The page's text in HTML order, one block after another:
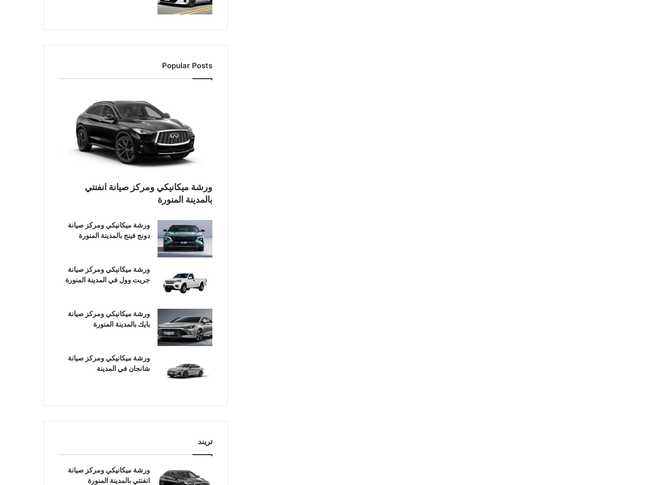
Popular Posts
ورشة ميكانيكي ومركز صيانة انفنتي
بالمدينة المنورة
ورشة ميكانيكي ومركز صيانة
دونج فينج بالمدينة المنورة
ورشة ميكانيكي ومركز صيانة
جريت وول في المدينة المنورة
ورشة ميكانيكي ومركز صيانة
بايك بالمدينة المنورة
ورشة ميكانيكي ومركز صيانة
شانجان في المدينة
تريند
ورشة ميكانيكي ومركز صيانة
انفنتي بالمدينة المنورة